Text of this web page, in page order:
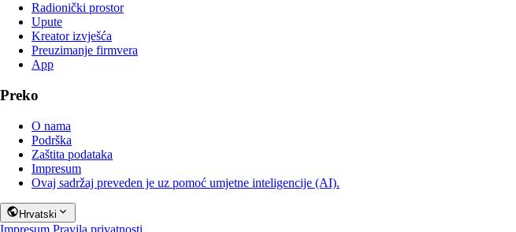
Radionički prostor
Upute
Kreator izvješća
Preuzimanje firmvera
App
Preko
O nama
Podrška
Zaštita podataka
Impresum
Ovaj sadržaj preveden je uz pomoć umjetne inteligencije (AI).
Hrvatski
Impresum Pravila privatnosti